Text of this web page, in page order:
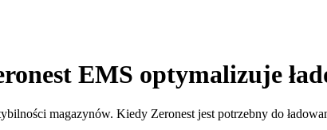
EMS optymalizuje
magazynów. Kiedy Zeronest jest potrzebny do